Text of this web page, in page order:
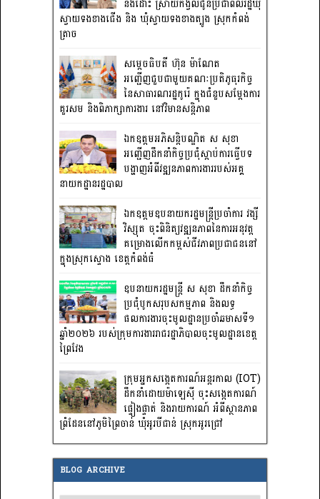
និងដោះ ស្រាយកង្វល់ជូនប្រជាពលរដ្ឋឃុំ
ស្វាយទងខាងជើង និង ឃុំស្វាយទងខាងត្បូង ស្រុកកំពង់
ត្រាច
សម្តេចធិបតី ហ៊ុន ម៉ាណែត
អញ្ជើញជួបជាមួយគណៈប្រតិភូធុរកិច្ច
នៃសាធារណរដ្ឋកូរ៉េ ក្នុងជំនួបសម្តែងការ
គួរសម និងពិភាក្សាការងារ នៅវិមានសន្តិភាព
ឯកឧត្តមអភិសន្តិបណ្ឌិត ស សុខា
អញ្ជើញដឹកនាំកិច្ចប្រជុំស្តាប់ការធ្វើបទ
បង្ហាញអំពីវឌ្ឍនភាពការងាររបស់អគ្គ
នាយកដ្ឋានរដ្ឋបាល
ឯកឧត្តមឧបនាយករដ្ឋមន្រ្តីប្រចាំការ វង្សី
វិស្សុត ចុះពិនិត្យវឌ្ឍនភាពនៃការអនុវត្ត
គម្រោងលើកកម្ពស់ជីវភាពប្រជាជននៅ
ក្នុងស្រុកស្ទោង ខេត្តកំពង់ធំ
ឧបនាយករដ្ឋមន្ត្រី ស សុខា ដឹកនាំកិច្ច
ប្រជុំបូកសរុបសកម្មភាព និងលទ្ធ
ផលការងារចុះមូលដ្ឋានប្រចាំឆមាសទី១
ឆ្នាំ២០២៦ របស់ក្រុមការងាររាជរដ្ឋាភិបាលចុះមូលដ្ឋានខេត្ត
ព្រៃវែង
ក្រុមអ្នកសង្កេតការណ៍អន្តរកាល (IOT)
ដឹកនាំដោយម៉ាឡេស៊ី ចុះសង្កេតការណ៍
ផ្ទៀងផ្ទាត់ និងរាយការណ៍ អំពីស្ថានភាព
ព្រំដែននៅភូមិព្រៃចាន់ ឃុំអូរបីជាន់ ស្រុកអូរជ្រៅ
BLOG ARCHIVE